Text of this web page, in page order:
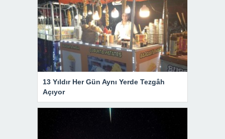
13 Yıldır Her Gün Aynı Yerde Tezgâh
Açıyor